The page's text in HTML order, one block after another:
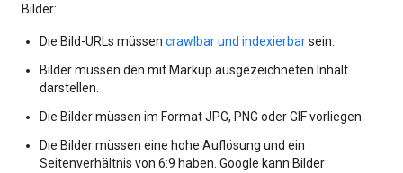
Bilder:
Die Bild-URLs müssen crawlbar und indexierbarsein.
Bilder müssen den mit Markup ausgezeichneten Inhalt
darstellen.
Die Bilder müssen im Format JPG, PNG oder GIF vorliegen.
Die Bilder müssen eine hohe Auflösung und ein
Seitenverhältnis von 6:9 haben. Google kann Bilder